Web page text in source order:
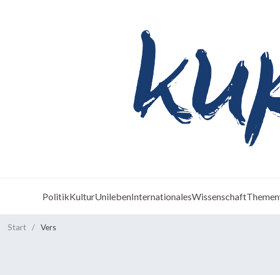
PolitikKulturUnilebenInternationalesWissenschaft
Start / Vers